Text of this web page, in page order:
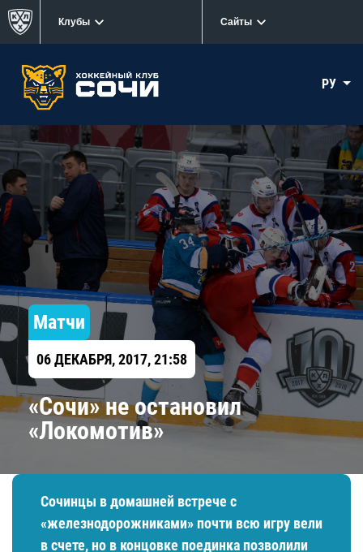
Клубы Сайты
РУ
Матчи
06 ДЕКАБРЯ, 2017, 21:58
«Сочи» не остановил
«Локомотив»
Сочинцы в домашней встрече с
«железнодорожниками» почти всю игру вели
в счете, но в концовке поединка позволили